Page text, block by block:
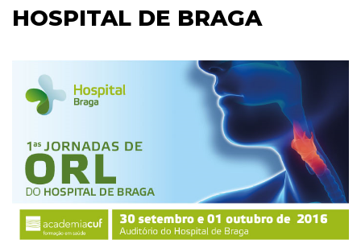
HOSPITAL DE BRAGA